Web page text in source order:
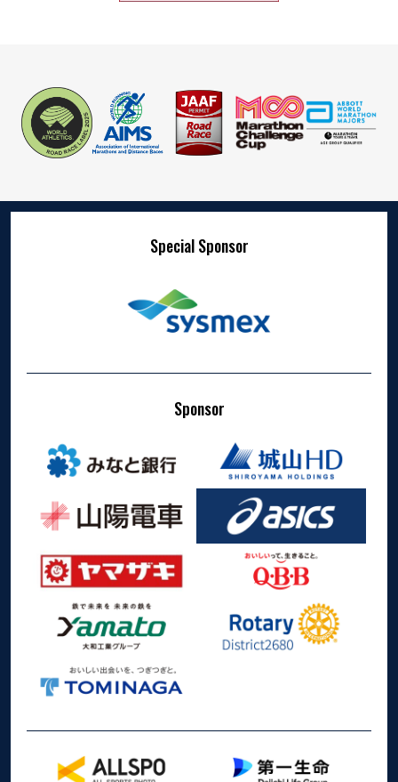
Special Sponsor
Sponsor